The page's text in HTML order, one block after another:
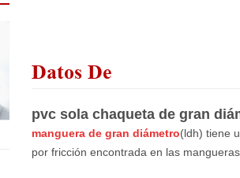
Datos De
pvc sola chaqueta de gran
manguera de gran diámetro(ldh) tiene
por fricción encontrada en las